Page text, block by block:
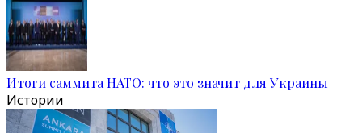
Итоги саммита НАТО: что это значит для Украины
Истории